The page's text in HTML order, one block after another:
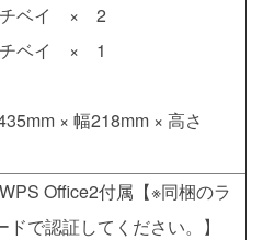
チベイ × 2
チベイ × 1
× 幅218mm × 高さ
Office2付属【※同梱のラ
ドで認証してください。】